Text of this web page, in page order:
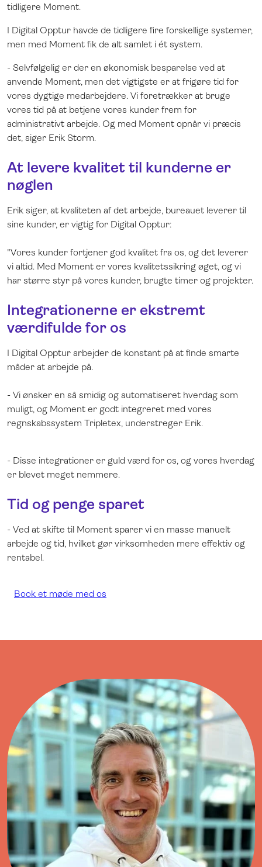
tidligere Moment.
I Digital Opptur havde de tidligere fire forskellige systemer,
men med Moment fik de alt samlet i ét system.
- Selvfølgelig er der en økonomisk besparelse ved at
anvende Moment, men det vigtigste er at frigøre tid for
vores dygtige medarbejdere. Vi foretrækker at bruge
vores tid på at betjene vores kunder frem for
administrativt arbejde. Og med Moment opnår vi præcis
det, siger Erik Storm.
At levere kvalitet til kunderne er
nøglen
Erik siger, at kvaliteten af det arbejde, bureauet leverer til
sine kunder, er vigtig for Digital Opptur:
"Vores kunder fortjener god kvalitet fra os, og det leverer
vi altid. Med Moment er vores kvalitetssikring øget, og vi
har større styr på vores kunder, brugte timer og projekter.
Integrationerne er ekstremt
værdifulde for os
I Digital Opptur arbejder de konstant på at finde smarte
måder at arbejde på.
- Vi ønsker en så smidig og automatiseret hverdag som
muligt, og Moment er godt integreret med vores
regnskabssystem Tripletex, understreger Erik.
- Disse integrationer er guld værd for os, og vores hverdag
er blevet meget nemmere.
Tid og penge sparet
- Ved at skifte til Moment sparer vi en masse manuelt
arbejde og tid, hvilket gør virksomheden mere effektiv og
rentabel.
Book et møde med os